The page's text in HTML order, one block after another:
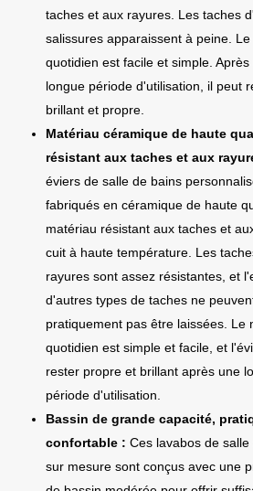
taches et aux rayures. Les taches
salissures apparaissent à peine.
quotidien est facile et simple. Après
longue période d'utilisation, il peut
brillant et propre.
Matériau céramique de haute
résistant aux taches et aux
éviers de salle de bains
fabriqués en céramique de haute
matériau résistant aux taches et
cuit à haute température. Les
rayures sont assez résistantes, et
d'autres types de taches ne
pratiquement pas être laissées. Le
quotidien est simple et facile, et
rester propre et brillant après une
période d'utilisation.
Bassin de grande capacité,
confortable : Ces lavabos de salle
sur mesure sont conçus avec une